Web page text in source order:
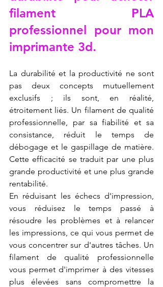
filament PLA
professionnel pour mon
imprimante 3d.
La durabilité et la productivité ne sont
pas deux concepts mutuellement
exclusifs ; ils sont, en réalité,
étroitement liés. Un filament de qualité
professionnelle, par sa fiabilité et sa
consistance, réduit le temps de
débogage et le gaspillage de matière.
Cette efficacité se traduit par une plus
grande productivité et une plus grande
rentabilité.
En réduisant les échecs d'impression,
vous réduisez le temps passé à
résoudre les problèmes et à relancer
les impressions, ce qui vous permet de
vous concentrer sur d'autres tâches. Un
filament de qualité professionnelle
vous permet d'imprimer à des vitesses
plus élevées sans compromettre la